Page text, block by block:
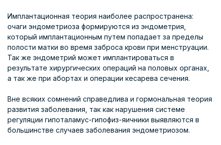
Имплантационная теория наиболее распространена:
очаги эндометриоза формируются из эндометрия,
который имплантационным путем попадает за пределы
полости матки во время заброса крови при менструации.
Так же эндометрий может имплантироваться в
результате хирургических операций на половых органах,
а так же при абортах и операции кесарева сечения.
Вне всяких сомнений справедлива и гормональная теория
развития заболевания, так как нарушения системе
регуляции гипоталамус-гипофиз-яичники выявляются в
большинстве случаев заболевания эндометриозом.